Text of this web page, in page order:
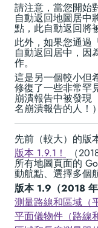
請注意，當您開始
自動返回地圖居中
點，此自動返回將
此外，如果您通過
自動返回居中，因
作。
這是另一個較小但
修復了一些非常罕
崩潰報告中被發現
名崩潰報告的人！
先前（較大）的版
版本 1.9.1！
（
所有地圖頁面的
動航點、選擇多個
版本 1.9（2018
測量路線和區域（
平面儀物件（路線